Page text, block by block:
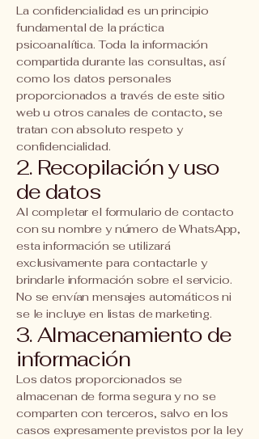
La confidencialidad es un principio
fundamental de la práctica
psicoanalítica. Toda la información
compartida durante las consultas, así
como los datos personales
proporcionados a través de este sitio
web u otros canales de contacto, se
tratan con absoluto respeto y
confidencialidad.
2. Recopilación y uso
de datos
Al completar el formulario de contacto
con su nombre y número de WhatsApp,
esta información se utilizará
exclusivamente para contactarle y
brindarle información sobre el servicio.
No se envían mensajes automáticos ni
se le incluye en listas de marketing.
3. Almacenamiento de
información
Los datos proporcionados se
almacenan de forma segura y no se
comparten con terceros, salvo en los
casos expresamente previstos por la ley